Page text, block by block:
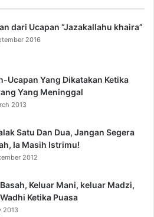
dari Ucapan “Jazakallahu khaira”
2016
Ucapan Yang Dikatakan Ketika
Yang Meninggal
2013
Satu Dan Dua, Jangan Segera
Ia Masih Istrimu!
2012
Keluar Mani, keluar Madzi,
Ketika Puasa
2013